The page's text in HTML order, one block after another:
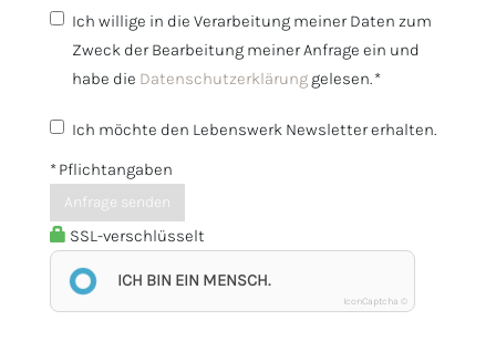
Ich willige in die Verarbeitung meiner Daten zum
Zweck der Bearbeitung meiner Anfrage ein und
habe die Datenschutzerklärunggelesen. *
Ich möchte den Lebenswerk Newsletter erhalten.
* Pflichtangaben
Anfrage senden
SSL-verschlüsselt
ICH BIN EIN MENSCH.
IconCaptcha ©